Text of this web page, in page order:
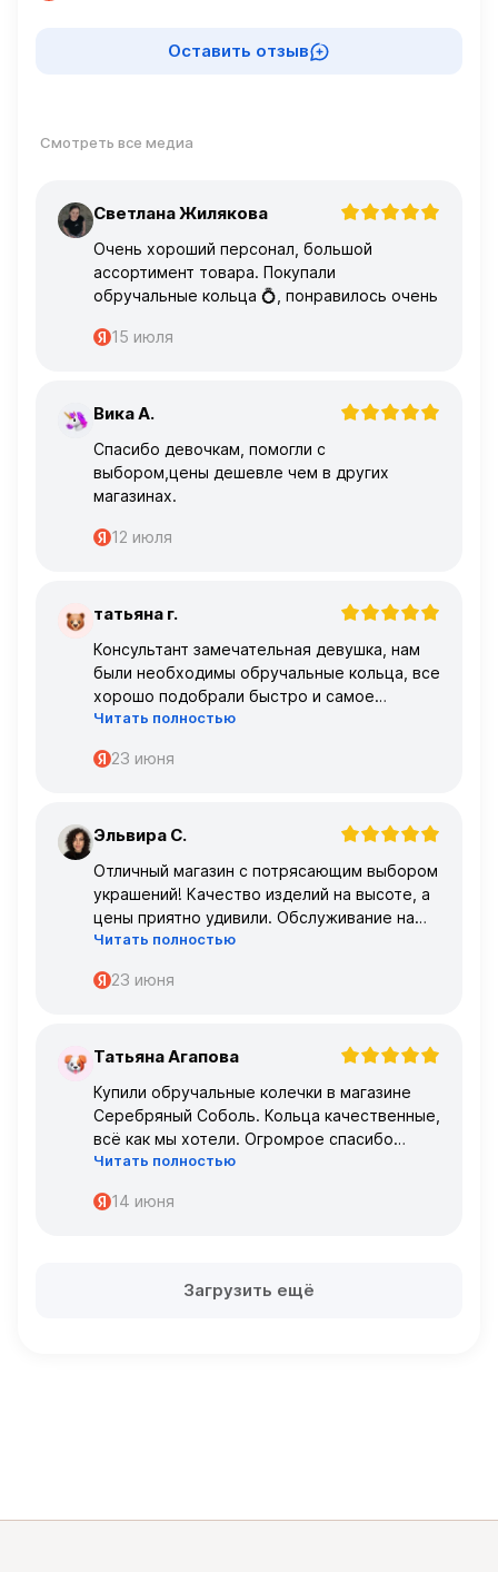
Оставить отзыв
Смотреть все медиа
С Светлана Жилякова
Очень хороший персонал, большой
ассортимент товара. Покупали
обручальные кольца 💍, понравилось очень
15 июля
В Вика А.
Спасибо девочкам, помогли с
выбором,цены дешевле чем в других
магазинах.
12 июля
Т татьяна г.
Консультант замечательная девушка, нам
были необходимы обручальные кольца, все
хорошо подобрали быстро и самое
главное, что все подошло по размеру с
Читать полностью
23 июня
Э Эльвира С.
Отличный магазин с потрясающим выбором
украшений! Качество изделий на высоте, а
цены приятно удивили. Обслуживание на
высшем уровне – консультанты очень
Читать полностью
23 июня
Т Татьяна Агапова
Купили обручальные колечки в магазине
Серебряный Соболь. Кольца качественные,
всё как мы хотели. Огромрое спасибо
персоналу за работу с нами!
Читать полностью
14 июня
Загрузить ещё